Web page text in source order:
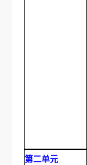
第二单元